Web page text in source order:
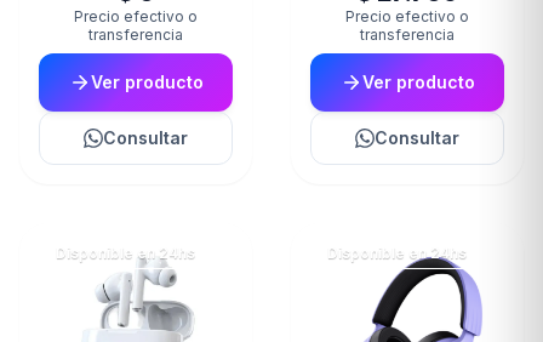
Precio efectivo o
transferencia
Ver producto
Consultar
Precio efectivo o
transferencia
Ver producto
Consultar
Disponible en 24hs Disponible en 24hs